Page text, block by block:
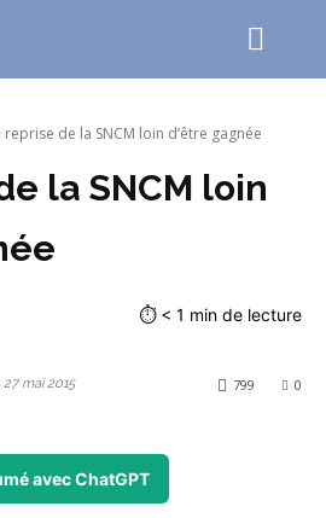
reprise de la SNCM loin d’être gagnée
la SNCM loin
⏱ < 1 min de lecture
27 mai 2015 0
799
avec ChatGPT